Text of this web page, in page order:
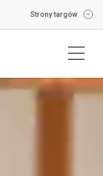
Strony targów